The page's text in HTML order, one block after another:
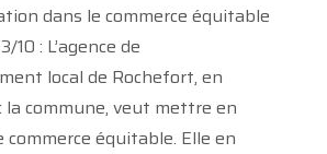
dans le commerce équitable
10 : L’agence de
local de Rochefort, en
la commune, veut mettre en
commerce équitable. Elle en